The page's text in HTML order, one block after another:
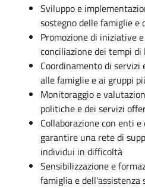
Sviluppo e
sostegno delle famiglie e
Promozione di iniziative
conciliazione dei tempi
Coordinamento di servizi
alle famiglie e ai gruppi
Monitoraggio e
politiche e dei servizi
Collaborazione con enti
garantire una rete di
individui in difficoltà
Sensibilizzazione e
famiglia e dell'assistenza